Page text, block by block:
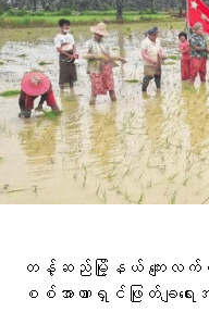
တန့်ဆည်မြို့နယ် ကျေးလ
စစ်အာဏာရှင်ဖြုတ်ချ